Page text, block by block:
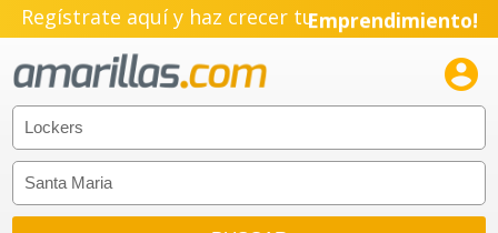
Regístrate aquí y haz crecer tuEmprendimiento!
